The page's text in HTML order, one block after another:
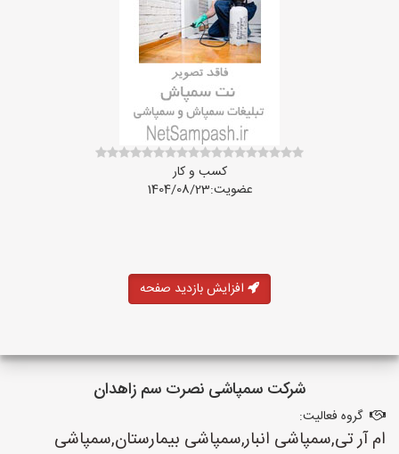
کسب و کار
عضویت:1404/08/23
افزایش بازدید صفحه
شرکت سمپاشی نصرت سم زاهدان
گروه فعالیت:
ام آر تی,سمپاشی انبار,سمپاشی بیمارستان,سمپاشی